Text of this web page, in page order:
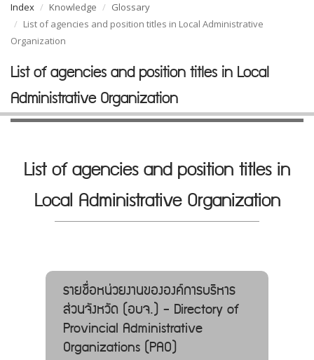
Index Knowledge
Glossary
List of agencies and position titles in Local Administrative
Organization
List of agencies and position titles in Local
Administrative Organization
List of agencies and position titles in
Local Administrative Organization
รายชื่อหน่วยงานขององค์การบริหาร
ส่วนจังหวัด (อบจ.) - Directory of
Provincial Administrative
Organizations (PAO)